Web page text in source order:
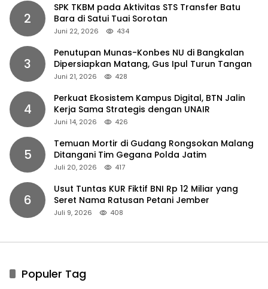
2
SPK TKBM pada Aktivitas STS Transfer Batu
Bara di Satui Tuai Sorotan
Juni 22, 2026 434
3
Penutupan Munas-Konbes NU di Bangkalan
Dipersiapkan Matang, Gus Ipul Turun Tangan
Juni 21, 2026 428
4
Perkuat Ekosistem Kampus Digital, BTN Jalin
Kerja Sama Strategis dengan UNAIR
Juni 14, 2026 426
5
Temuan Mortir di Gudang Rongsokan Malang
Ditangani Tim Gegana Polda Jatim
Juli 20, 2026 417
6
Usut Tuntas KUR Fiktif BNI Rp 12 Miliar yang
Seret Nama Ratusan Petani Jember
Juli 9, 2026 408
Populer Tag